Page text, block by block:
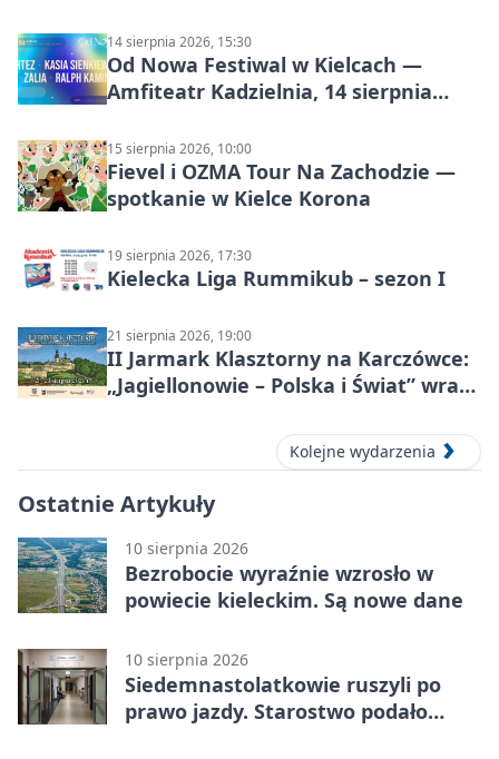
14 sierpnia 2026, 15:30
Od Nowa Festiwal w Kielcach —
Amfiteatr Kadzielnia, 14 sierpnia
15 sierpnia 2026, 10:00
Fievel i OZMA Tour Na Zachodzie —
spotkanie w Kielce Korona
19 sierpnia 2026, 17:30
Kielecka Liga Rummikub – sezon I
21 sierpnia 2026, 19:00
II Jarmark Klasztorny na Karczówce:
„Jagiellonowie – Polska i Świat” wraca
średniowiecznym klimatem
Kolejne wydarzenia
Ostatnie Artykuły
10 sierpnia 2026
Bezrobocie wyraźnie wzrosło w
powiecie kieleckim. Są nowe dane
10 sierpnia 2026
Siedemnastolatkowie ruszyli po
prawo jazdy. Starostwo podało